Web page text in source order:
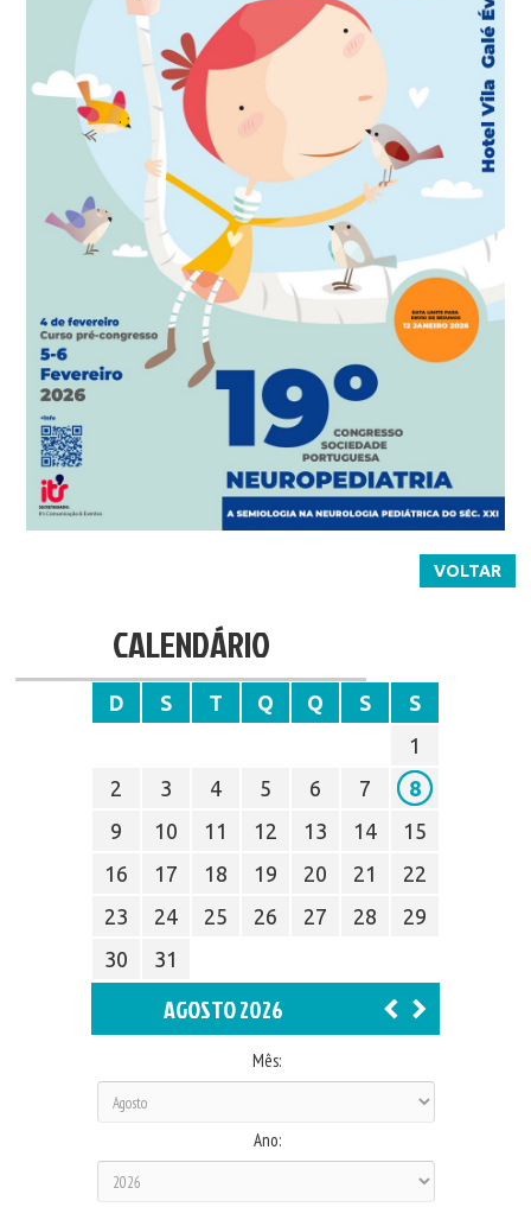
VOLTAR
CALENDÁRIO
D S T Q Q S
S
1
2
3 4 5 6 7
8
9
10 11 12 13 14
15
16
17 18 19 20 21
22
23
24 25 26 27 28
29
30
31
AGOSTO 2026
Mês:
Ano: